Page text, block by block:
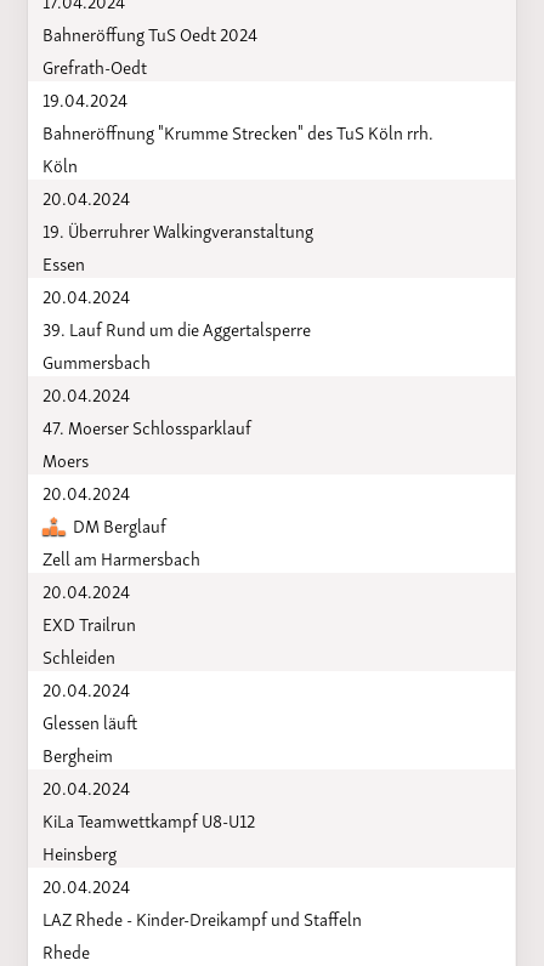
Bahneröffung TuS Oedt 2024
Grefrath-Oedt
19.04.2024
Bahneröffnung "Krumme Strecken" des TuS Köln rrh.
Köln
20.04.2024
19. Überruhrer Walkingveranstaltung
Essen
20.04.2024
39. Lauf Rund um die Aggertalsperre
Gummersbach
20.04.2024
47. Moerser Schlossparklauf
Moers
20.04.2024
DM Berglauf
Zell am Harmersbach
20.04.2024
EXD Trailrun
Schleiden
20.04.2024
Glessen läuft
Bergheim
20.04.2024
KiLa Teamwettkampf U8-U12
Heinsberg
20.04.2024
LAZ Rhede - Kinder-Dreikampf und Staffeln
Rhede